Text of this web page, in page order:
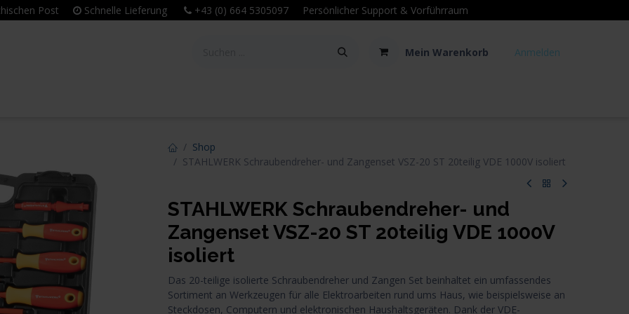
Post Schnelle Lieferung +43 (0) 664 5305097 Persönlicher Support & Vorführraum
Mein Warenkorb Anmelden
Shop
STAHLWERK Schraubendreher- und Zangenset VSZ-20 ST 20teilig VDE 1000V isoliert
STAHLWERK Schraubendreher- und
Zangenset VSZ-20 ST 20teilig VDE 1000V
isoliert
Das 20-teilige isolierte Schraubendreher und Zangen Set beinhaltet ein umfassendes
Sortiment an Werkzeugen für alle Elektroarbeiten rund ums Haus, wie beispielsweise an
Steckdosen, Computern und elektronischen Haushaltsgeräten. Dank der VDE-